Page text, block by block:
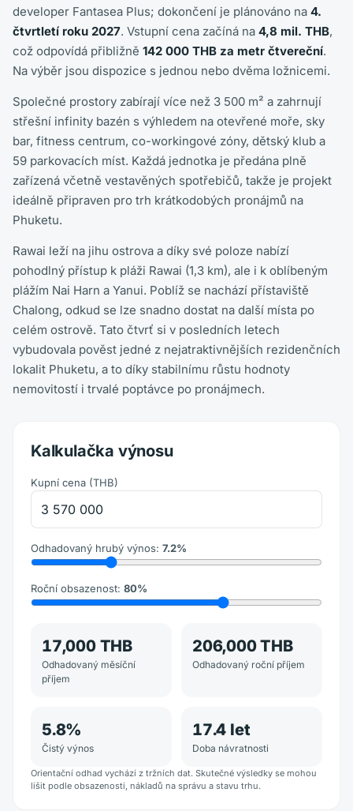
developer Fantasea Plus; dokončení je plánováno na 4.
čtvrtletí roku 2027. Vstupní cena začíná na 4,8 mil. THB,
což odpovídá přibližně 142 000 THB za metr čtvereční.
Na výběr jsou dispozice s jednou nebo dvěma ložnicemi.
Společné prostory zabírají více než 3 500 m² a zahrnují
střešní infinity bazén s výhledem na otevřené moře, sky
bar, fitness centrum, co-workingové zóny, dětský klub a
59 parkovacích míst. Každá jednotka je předána plně
zařízená včetně vestavěných spotřebičů, takže je projekt
ideálně připraven pro trh krátkodobých pronájmů na
Phuketu.
Rawai leží na jihu ostrova a díky své poloze nabízí
pohodlný přístup k pláži Rawai (1,3 km), ale i k oblíbeným
plážím Nai Harn a Yanui. Poblíž se nachází přístaviště
Chalong, odkud se lze snadno dostat na další místa po
celém ostrově. Tato čtvrť si v posledních letech
vybudovala pověst jedné z nejatraktivnějších rezidenčních
lokalit Phuketu, a to díky stabilnímu růstu hodnoty
nemovitostí i trvalé poptávce po pronájmech.
Kalkulačka výnosu
Kupní cena (THB)
Odhadovaný hrubý výnos: 7.2%
Roční obsazenost: 80%
17,000 THB
Odhadovaný měsíční
příjem
206,000 THB
Odhadovaný roční příjem
5.8%
Čistý výnos
17.4 let
Doba návratnosti
Orientační odhad vychází z tržních dat. Skutečné výsledky se mohou
lišit podle obsazenosti, nákladů na správu a stavu trhu.